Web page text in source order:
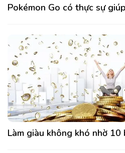
Pokémon Go có thực sự
Làm giàu không khó nhờ